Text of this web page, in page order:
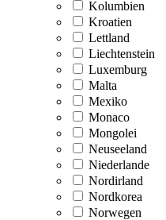
Kolumbien
Kroatien
Lettland
Liechtenstein
Luxemburg
Malta
Mexiko
Monaco
Mongolei
Neuseeland
Niederlande
Nordirland
Nordkorea
Norwegen